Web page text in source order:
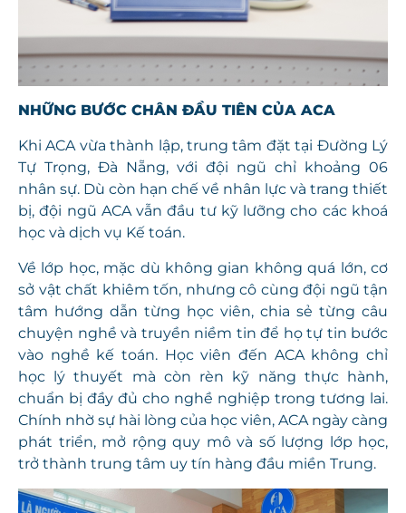
NHỮNG BƯỚC CHÂN ĐẦU TIÊN CỦA ACA
Khi ACA vừa thành lập, trung tâm đặt tại Đường Lý
Tự Trọng, Đà Nẵng, với đội ngũ chỉ khoảng 06
nhân sự. Dù còn hạn chế về nhân lực và trang thiết
bị, đội ngũ ACA vẫn đầu tư kỹ lưỡng cho các khoá
học và dịch vụ Kế toán.
Về lớp học, mặc dù không gian không quá lớn, cơ
sở vật chất khiêm tốn, nhưng cô cùng đội ngũ tận
tâm hướng dẫn từng học viên, chia sẻ từng câu
chuyện nghề và truyền niềm tin để họ tự tin bước
vào nghề kế toán. Học viên đến ACA không chỉ
học lý thuyết mà còn rèn kỹ năng thực hành,
chuẩn bị đầy đủ cho nghề nghiệp trong tương lai.
Chính nhờ sự hài lòng của học viên, ACA ngày càng
phát triển, mở rộng quy mô và số lượng lớp học,
trở thành trung tâm uy tín hàng đầu miền Trung.